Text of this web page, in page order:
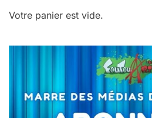
Votre panier est vide.